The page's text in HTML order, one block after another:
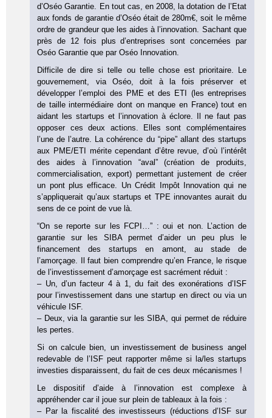
d’Oséo Garantie. En tout cas, en 2008, la dotation de l’Etat
aux fonds de garantie d’Oséo était de 280m€, soit le même
ordre de grandeur que les aides à l’innovation. Sachant que
près de 12 fois plus d’entreprises sont concernées par
Oséo Garantie que par Oséo Innovation.
Difficile de dire si telle ou telle chose est prioritaire. Le
gouvernement, via Oséo, doit à la fois préserver et
développer l’emploi des PME et des ETI (les entreprises
de taille intermédiaire dont on manque en France) tout en
aidant les startups et l’innovation à éclore. Il ne faut pas
opposer ces deux actions. Elles sont complémentaires
l’une de l’autre. La cohérence du “pipe” allant des startups
aux PME/ETI mérite cependant d’être revue, d’où l’intérêt
des aides à l’innovation “aval” (création de produits,
commercialisation, export) permettant justement de créer
un pont plus efficace. Un Crédit Impôt Innovation qui ne
s’appliquerait qu’aux startups et TPE innovantes aurait du
sens de ce point de vue là.
“On se reporte sur les FCPI…” : oui et non. L’action de
garantie sur les SIBA permet d’aider un peu plus le
financement des startups en amont, au stade de
l’amorçage. Il faut bien comprendre qu’en France, le risque
de l’investissement d’amorçage est sacrément réduit :
– Un, d’un facteur 4 à 1, du fait des exonérations d’ISF
pour l’investissement dans une startup en direct ou via un
véhicule ISF.
– Deux, via la garantie sur les SIBA, qui permet de réduire
les pertes.
Si on calcule bien, un investissement de business angel
redevable de l’ISF peut rapporter même si la/les startups
investies disparaissent, du fait de ces deux mécanismes !
Le dispositif d’aide à l’innovation est complexe à
appréhender car il joue sur plein de tableaux à la fois :
– Par la fiscalité des investisseurs (réductions d’ISF sur